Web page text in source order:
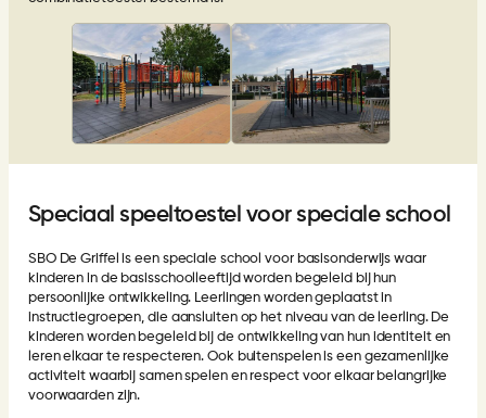
Speciaal speeltoestel voor speciale school
SBO De Griffel is een speciale school voor basisonderwijs waar
kinderen in de basisschoolleeftijd worden begeleid bij hun
persoonlijke ontwikkeling. Leerlingen worden geplaatst in
instructiegroepen, die aansluiten op het niveau van de leerling. De
kinderen worden begeleid bij de ontwikkeling van hun identiteit en
leren elkaar te respecteren. Ook buitenspelen is een gezamenlijke
activiteit waarbij samen spelen en respect voor elkaar belangrijke
voorwaarden zijn.